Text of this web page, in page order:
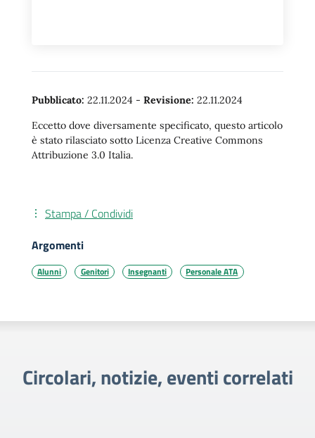
Pubblicato: 22.11.2024 - Revisione: 22.11.2024
Eccetto dove diversamente specificato, questo articolo
è stato rilasciato sotto Licenza Creative Commons
Attribuzione 3.0 Italia.
Stampa / Condividi
Argomenti
Alunni Genitori Insegnanti Personale ATA
Circolari, notizie, eventi correlati